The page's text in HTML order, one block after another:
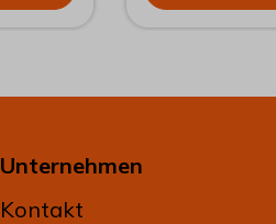
Unternehmen
Kontakt